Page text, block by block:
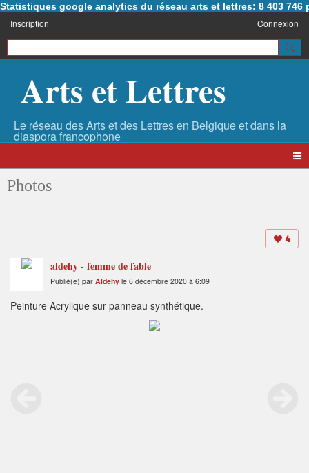
Statistiques google analytics du réseau arts et lettres: 8 403 746
Inscription Connexion
Arts et Lettres
Photos
4
aldehy - femme de fable
Publié(e) par Aldehy le 6 décembre 2020 à 6:09
Peinture Acrylique sur panneau synthétique.